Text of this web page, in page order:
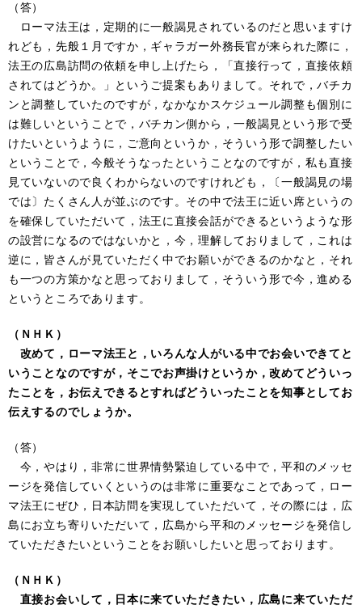
（答）
ローマ法王は，定期的に一般謁見されているのだと思いますけ
れども，先般１月ですか，ギャラガー外務長官が来られた際に，
法王の広島訪問の依頼を申し上げたら，「直接行って，直接依頼
されてはどうか。」というご提案もありまして。それで，バチカ
ンと調整していたのですが，なかなかスケジュール調整も個別に
は難しいということで，バチカン側から，一般謁見という形で受
けたいというように，ご意向というか，そういう形で調整したい
ということで，今般そうなったということなのですが，私も直接
見ていないので良くわからないのですけれども，〔一般謁見の場
では〕たくさん人が並ぶのです。その中で法王に近い席というの
を確保していただいて，法王に直接会話ができるというような形
の設営になるのではないかと，今，理解しておりまして，これは
逆に，皆さんが見ていただく中でお願いができるのかなと，それ
も一つの方策かなと思っておりまして，そういう形で今，進める
というところであります。
（ＮＨＫ）
改めて，ローマ法王と，いろんな人がいる中でお会いできてと
いうことなのですが，そこでお声掛けというか，改めてどういっ
たことを，お伝えできるとすればどういったことを知事としてお
伝えするのでしょうか。
（答）
今，やはり，非常に世界情勢緊迫している中で，平和のメッセ
ージを発信していくというのは非常に重要なことであって，ロー
マ法王にぜひ，日本訪問を実現していただいて，その際には，広
島にお立ち寄りいただいて，広島から平和のメッセージを発信し
ていただきたいということをお願いしたいと思っております。
（ＮＨＫ）
直接お会いして，日本に来ていただきたい，広島に来ていただ